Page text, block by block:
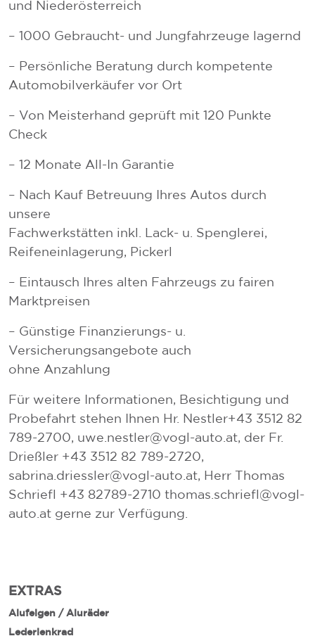
und Niederösterreich
– 1000 Gebraucht- und Jungfahrzeuge lagernd
– Persönliche Beratung durch kompetente
Automobilverkäufer vor Ort
– Von Meisterhand geprüft mit 120 Punkte
Check
– 12 Monate All-In Garantie
– Nach Kauf Betreuung Ihres Autos durch
unsere
Fachwerkstätten inkl. Lack- u. Spenglerei,
Reifeneinlagerung, Pickerl
– Eintausch Ihres alten Fahrzeugs zu fairen
Marktpreisen
– Günstige Finanzierungs- u.
Versicherungsangebote auch
ohne Anzahlung
Für weitere Informationen, Besichtigung und
Probefahrt stehen Ihnen Hr. Nestler+43 3512 82
789-2700, uwe.nestler@vogl-auto.at, der Fr.
Drießler +43 3512 82 789-2720,
sabrina.driessler@vogl-auto.at, Herr Thomas
Schriefl +43 82789-2710 thomas.schriefl@vogl-
auto.at gerne zur Verfügung.
EXTRAS
Alufelgen / Aluräder
Lederlenkrad